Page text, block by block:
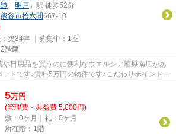
「 明戸 」駅 徒歩52分
熊谷市拾六間667-10
築34年 ｜募集中： 1室
階建
日用品を買うのに便利なウエルシア籠原南店があ
トです♪賃料5万円の物件です♪こだわりポイント満
に...
5万円
(管理費・共益費 5,000円)
敷：0ヶ月｜礼：0ヶ月
所在階：1階